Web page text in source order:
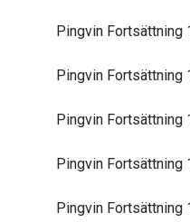
Pingvin Fortsättning
Pingvin Fortsättning
Pingvin Fortsättning
Pingvin Fortsättning
Pingvin Fortsättning